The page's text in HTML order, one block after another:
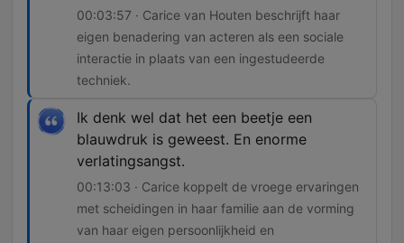
00:03:57 · Carice van Houten beschrijft haar
eigen benadering van acteren als een sociale
interactie in plaats van een ingestudeerde
techniek.
Ik denk wel dat het een beetje een
blauwdruk is geweest. En enorme
verlatingsangst.
00:13:03 · Carice koppelt de vroege ervaringen
met scheidingen in haar familie aan de vorming
van haar eigen persoonlijkheid en